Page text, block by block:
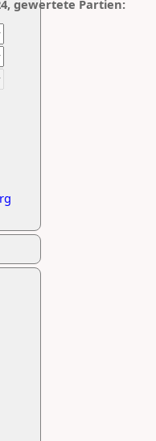
gewertete Partien: